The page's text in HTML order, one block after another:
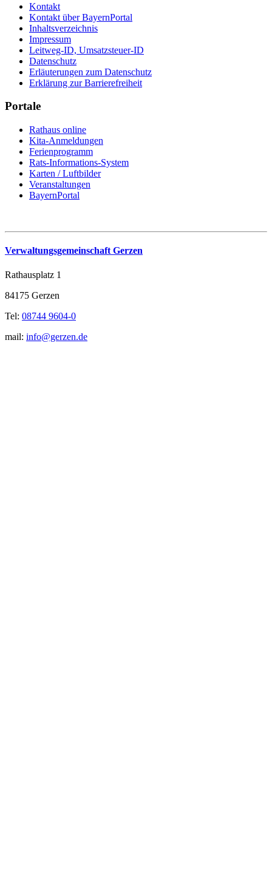
Kontakt
Kontakt über BayernPortal
Inhaltsverzeichnis
Impressum
Leitweg-ID, Umsatzsteuer-ID
Datenschutz
Erläuterungen zum Datenschutz
Erklärung zur Barrierefreiheit
Portale
Rathaus online
Kita-Anmeldungen
Ferienprogramm
Rats-Informations-System
Karten / Luftbilder
Veranstaltungen
BayernPortal
Verwaltungsgemeinschaft Gerzen
Rathausplatz 1
84175 Gerzen
Tel: 08744 9604-0
mail: info@gerzen.de